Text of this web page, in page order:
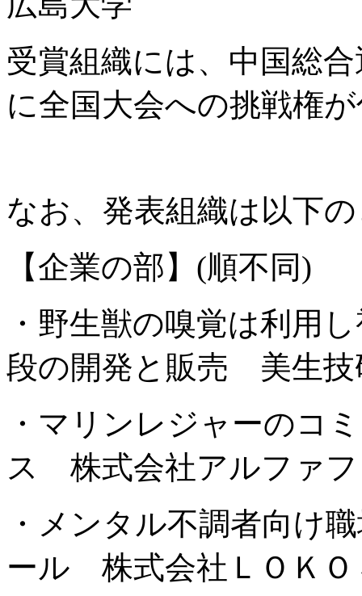
受賞組織には、中国総
に全国大会への挑戦権
なお、発表組織は以下
【企業の部】(順不同)
・野生獣の嗅覚は利用
段の開発と販売 美生
・マリンレジャーのコ
ス 株式会社アルファ
・メンタル不調者向け
ール 株式会社ＬＯＫ